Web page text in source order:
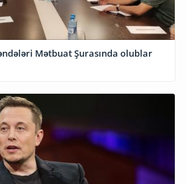
Mətbuat Şurasında olublar